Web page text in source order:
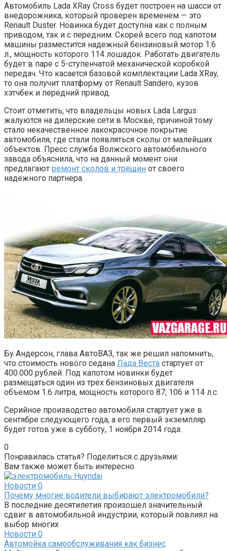
Автомобиль Lada XRay Cross будет построен на шасси от
внедорожника, который проверен временем — это
Renault Duster. Новинка будет доступна как с полным
приводом, так и с передним. Скорей всего под капотом
машины разместится надежный бензиновый мотор 1.6
л., мощность которого 114 лошадок. Работать двигатель
будет в паре с 5-ступенчатой механической коробкой
передач. Что касается базовой комплектации Lada XRay,
то она получит платформу от Renault Sandero, кузов
хэтчбек и передний привод.
Стоит отметить, что владельцы новых Lada Largus
жалуются на дилерские сети в Москве, причиной тому
стало некачественное лакокрасочное покрытие
автомобиля, где стали появляться сколы от малейших
объектов. Пресс служба Волжского автомобильного
завода объяснила, что на данный момент они
предлагают ремонт сколов и трещин от своего
надежного партнера.
Бу Андерсон, глава АвтоВАЗ, так же решил напомнить,
что стоимость нового седана Лада Веста стартует от
400.000 рублей. Под капотом новинки будет
размещаться один из трех бензиновых двигателя
объемом 1.6 литра, мощность которого 87, 106 и 114 л.с.
Серийное производство автомобиля стартует уже в
сентябре следующего года, а его первый экземпляр
будет готов уже в субботу, 1 ноября 2014 года.
0
Понравилась статья? Поделиться с друзьями:
Вам также может быть интересно
Новости 0
Почему многие водители выбирают электромобили?
В последние десятилетия произошел значительный
сдвиг в автомобильной индустрии, который повлиял на
выбор многих
Новости 0
Автомойка самообслуживания как бизнес